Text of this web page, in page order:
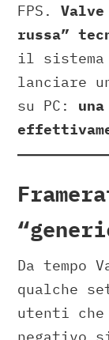
FPS.
russa”
il
lanciare
su PC:
Da tempo
qualche
utenti che